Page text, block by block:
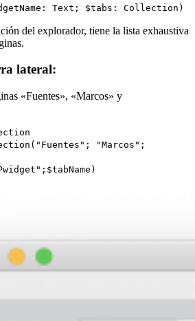
: Text ; $tabs : Collection )
del explorador, tiene la lista exhaustiva
lateral:
«Fuentes», «Marcos» y
("Fuentes"; "Marcos";
$tabName )